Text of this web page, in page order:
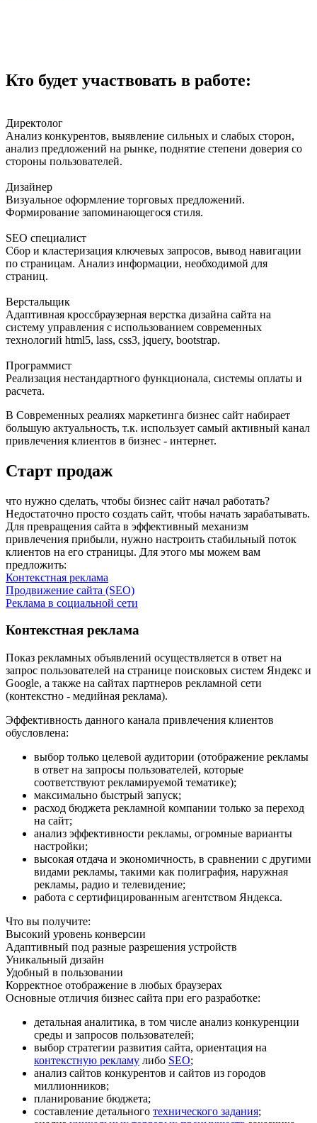
Кто будет участвовать в работе:
Директолог
Анализ конкурентов, выявление сильных и слабых сторон,
анализ предложений на рынке, поднятие степени доверия со
стороны пользователей.
Дизайнер
Визуальное оформление торговых предложений.
Формирование запоминающегося стиля.
SEO специалист
Сбор и кластеризация ключевых запросов, вывод навигации
по страницам. Анализ информации, необходимой для
страниц.
Верстальщик
Адаптивная кроссбраузерная верстка дизайна сайта на
систему управления с использованием современных
технологий html5, lass, css3, jquery, bootstrap.
Программист
Реализация нестандартного функционала, системы оплаты и
расчета.
В Современных реалиях маркетинга бизнес сайт набирает
большую актуальность, т.к. использует самый активный канал
привлечения клиентов в бизнес - интернет.
Старт продаж
что нужно сделать, чтобы бизнес сайт начал работать?
Недостаточно просто создать сайт, чтобы начать зарабатывать.
Для превращения сайта в эффективный механизм
привлечения прибыли, нужно настроить стабильный поток
клиентов на его страницы. Для этого мы можем вам
предложить:
Контекстная реклама
Продвижение сайта (SEO)
Реклама в социальной сети
Контекстная реклама
Показ рекламных объявлений осуществляется в ответ на
запрос пользователей на странице поисковых систем Яндекс и
Google, а также на сайтах партнеров рекламной сети
(контекстно - медийная реклама).
Эффективность данного канала привлечения клиентов
обусловлена:
выбор только целевой аудитории (отображение рекламы
в ответ на запросы пользователей, которые
соответствуют рекламируемой тематике);
максимально быстрый запуск;
расход бюджета рекламной компании только за переход
на сайт;
анализ эффективности рекламы, огромные варианты
настройки;
высокая отдача и экономичность, в сравнении с другими
видами рекламы, такими как полиграфия, наружная
рекламы, радио и телевидение;
работа с сертифицированным агентством Яндекса.
Что вы получите:
Высокий уровень конверсии
Адаптивный под разные разрешения устройств
Уникальный дизайн
Удобный в пользовании
Корректное отображение в любых браузерах
Основные отличия бизнес сайта при его разработке:
детальная аналитика, в том числе анализ конкуренции
среды и запросов пользователей;
выбор стратегии развития сайта, ориентация на
контекстную рекламу либо SEO;
анализ сайтов конкурентов и сайтов из городов
миллионников;
планирование бюджета;
составление детального технического задания;